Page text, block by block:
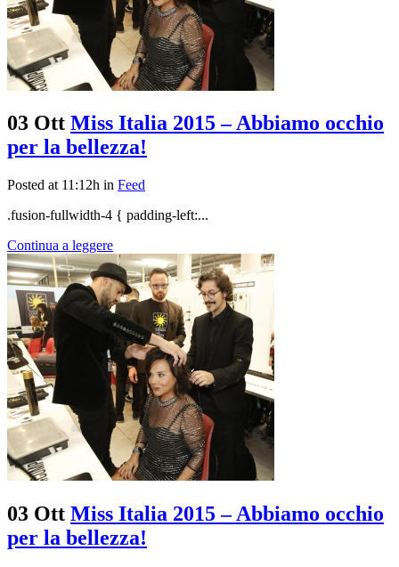
03 Ott Miss Italia 2015 – Abbiamo occhio
per la bellezza!
Posted at 11:12h in Feed
.fusion-fullwidth-4 { padding-left:...
Continua a leggere
03 Ott Miss Italia 2015 – Abbiamo occhio
per la bellezza!